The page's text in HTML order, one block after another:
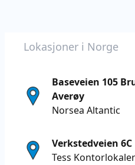
Baseveien 105
Averøy
Norsea Altantic
Verkstedveien 6C
Tess Kontorlokaler